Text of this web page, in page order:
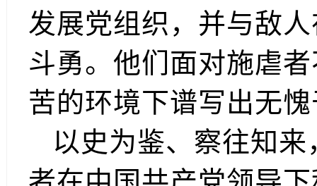
发展党组织，并与敌
斗勇。他们面对施虐
苦的环境下谱写出无
以史为鉴、察往知